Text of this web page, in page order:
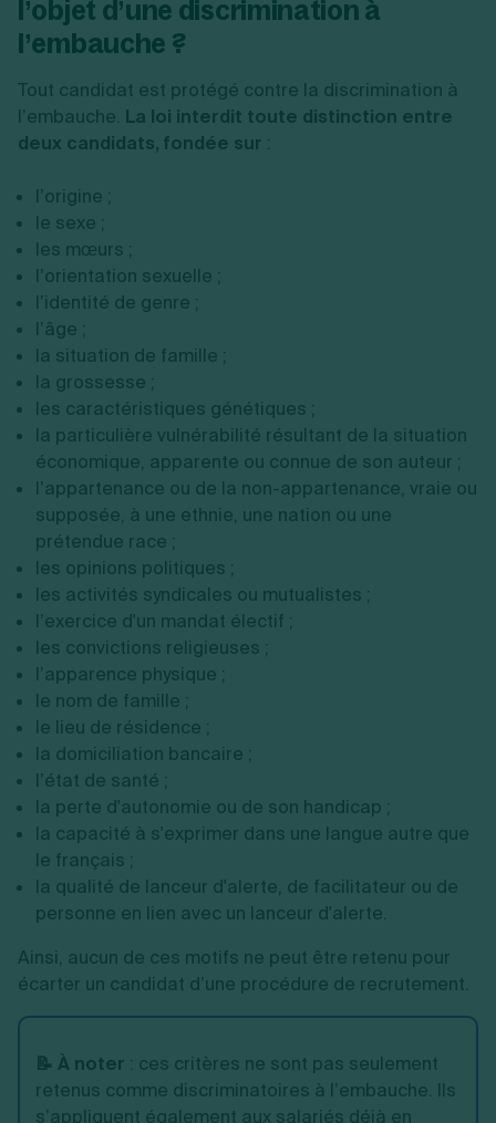
l’objet d’une discrimination à
l’embauche ?
Tout candidat est protégé contre la discrimination à
l’embauche. La loi interdit toute distinction entre
deux candidats, fondée sur :
l’origine ;
le sexe ;
les mœurs ;
l’orientation sexuelle ;
l’identité de genre ;
l’âge ;
la situation de famille ;
la grossesse ;
les caractéristiques génétiques ;
la particulière vulnérabilité résultant de la situation
économique, apparente ou connue de son auteur ;
l’appartenance ou de la non-appartenance, vraie ou
supposée, à une ethnie, une nation ou une
prétendue race ;
les opinions politiques ;
les activités syndicales ou mutualistes ;
l’exercice d'un mandat électif ;
les convictions religieuses ;
l’apparence physique ;
le nom de famille ;
le lieu de résidence ;
la domiciliation bancaire ;
l’état de santé ;
la perte d'autonomie ou de son handicap ;
la capacité à s'exprimer dans une langue autre que
le français ;
la qualité de lanceur d'alerte, de facilitateur ou de
personne en lien avec un lanceur d'alerte.
Ainsi, aucun de ces motifs ne peut être retenu pour
écarter un candidat d’une procédure de recrutement.
📝 À noter : ces critères ne sont pas seulement
retenus comme discriminatoires à l’embauche. Ils
s’appliquent également aux salariés déjà en